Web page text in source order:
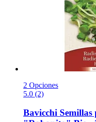
2 Opciones
5.0 (2)
Bavicchi Semillas